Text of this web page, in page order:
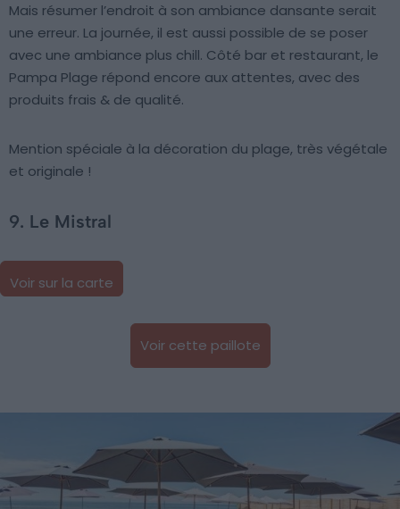
Mais résumer l’endroit à son ambiance dansante serait
une erreur. La journée, il est aussi possible de se poser
avec une ambiance plus chill. Côté bar et restaurant, le
Pampa Plage répond encore aux attentes, avec des
produits frais & de qualité.
Mention spéciale à la décoration du plage, très végétale
et originale !
9. Le Mistral
Voir sur la carte
Voir cette paillote